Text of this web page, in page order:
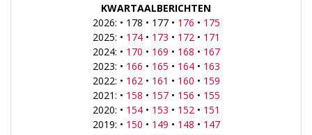
KWARTAALBERICHTEN
2026: • 178 • 177 • 176 • 175
2025: • 174• 173 • 172 • 171
2024: • 170 • 169 • 168 • 167
2023: • 166 • 165 • 164• 163
2022: • 162 • 161 • 160 • 159
2021: • 158 • 157• 156 • 155
2020: • 154• 153 • 152 • 151
2019: • 150 • 149 • 148 • 147